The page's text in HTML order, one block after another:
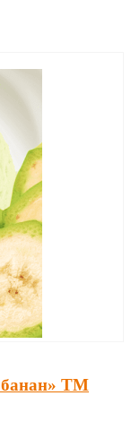
банан» ТМ